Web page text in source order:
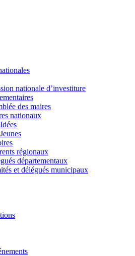
nationale d’investiture
des maires
nationaux
régionaux
départementaux
et délégués municipaux